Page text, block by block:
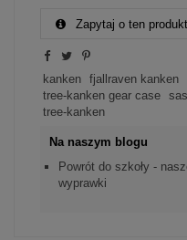
Zapytaj o ten produkt
kanken fjallraven kanken
tree-kanken gear case
tree-kanken
Na naszym blogu
Powrót do szkoły -
wyprawki